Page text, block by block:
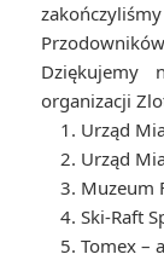
Dziękujemy
organizacji
1. Urząd
2. Urząd
3. Muzeum
4. Ski-Raft
5. Tomex –